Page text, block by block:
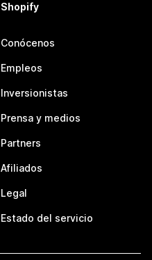
Shopify
Conócenos
Empleos
Inversionistas
Prensa y medios
Partners
Afiliados
Legal
Estado del servicio